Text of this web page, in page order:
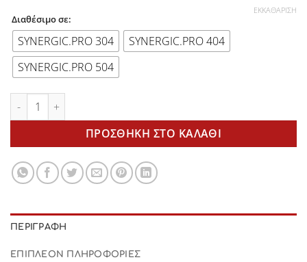
Διαθέσιμο σε:
SYNERGIC.PRO 304
SYNERGIC.PRO 404
SYNERGIC.PRO 504
ΕΚΚΑΘΆΡΙΣΗ
SYNERGIC.PRO® 304-404-504 ποσότητα
ΠΡΟΣΘΉΚΗ ΣΤΟ ΚΑΛΆΘΙ
ΠΕΡΙΓΡΑΦΉ
ΕΠΙΠΛΈΟΝ ΠΛΗΡΟΦΟΡΊΕΣ